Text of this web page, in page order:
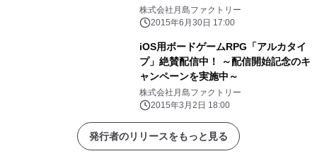
株式会社月島ファクトリー
2015年6月30日 17:00
iOS用ボードゲームRPG「アルカタイ
プ」絶賛配信中！ ～配信開始記念のキ
ャンペーンを実施中～
株式会社月島ファクトリー
2015年3月2日 18:00
発行者のリリースをもっと見る